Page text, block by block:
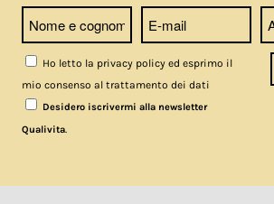
Ho letto la privacy policy ed esprimo il
mio consenso al trattamento dei dati
Desidero iscrivermi alla newsletter
Qualivita.